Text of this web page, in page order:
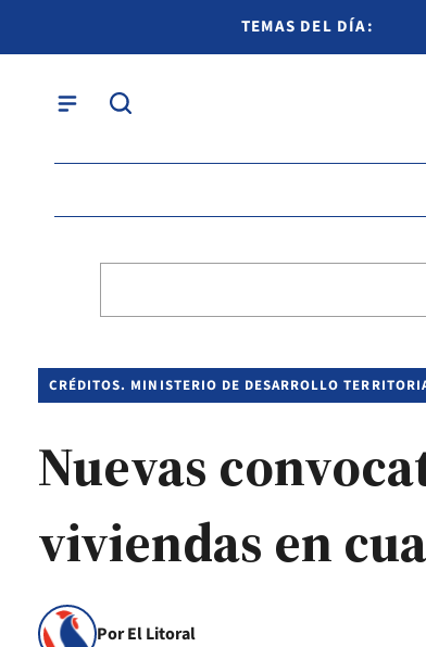
TEMAS DEL DÍA:
CRÉDITOS. MINISTERIO DE DESARROLLO
Nuevas
viviendas en
Por El Litoral